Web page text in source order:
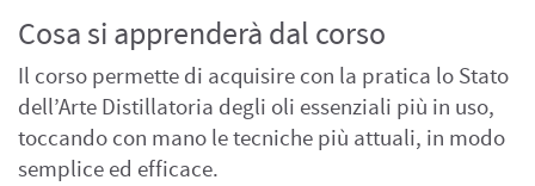
Cosa si apprenderà dal corso
Il corso permette di acquisire con la pratica lo Stato
dell’Arte Distillatoria degli oli essenziali più in uso,
toccando con mano le tecniche più attuali, in modo
semplice ed efficace.